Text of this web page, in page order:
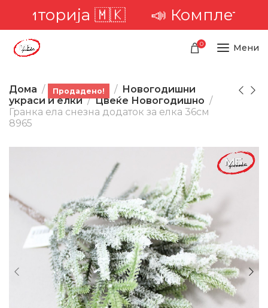
🇲🇰📣 Комплетна
0 Мени
Дома Производи
Новогодишни
украси и елки
Цвеќе Новогодишно
Гранка ела снезна додаток за елка 36см
8965
Продадено!